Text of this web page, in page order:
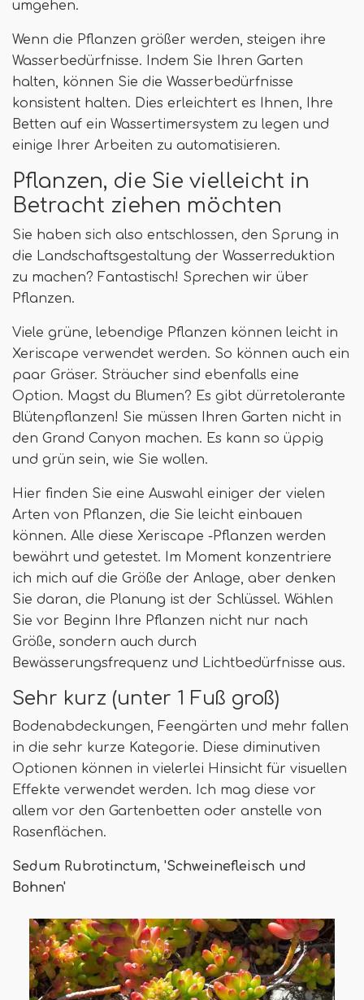
umgehen.
Wenn die Pflanzen größer werden, steigen ihre
Wasserbedürfnisse. Indem Sie Ihren Garten
halten, können Sie die Wasserbedürfnisse
konsistent halten. Dies erleichtert es Ihnen, Ihre
Betten auf ein Wassertimersystem zu legen und
einige Ihrer Arbeiten zu automatisieren.
Pflanzen, die Sie vielleicht in
Betracht ziehen möchten
Sie haben sich also entschlossen, den Sprung in
die Landschaftsgestaltung der Wasserreduktion
zu machen? Fantastisch! Sprechen wir über
Pflanzen.
Viele grüne, lebendige Pflanzen können leicht in
Xeriscape verwendet werden. So können auch ein
paar Gräser. Sträucher sind ebenfalls eine
Option. Magst du Blumen? Es gibt dürretolerante
Blütenpflanzen! Sie müssen Ihren Garten nicht in
den Grand Canyon machen. Es kann so üppig
und grün sein, wie Sie wollen.
Hier finden Sie eine Auswahl einiger der vielen
Arten von Pflanzen, die Sie leicht einbauen
können. Alle diese Xeriscape -Pflanzen werden
bewährt und getestet. Im Moment konzentriere
ich mich auf die Größe der Anlage, aber denken
Sie daran, die Planung ist der Schlüssel. Wählen
Sie vor Beginn Ihre Pflanzen nicht nur nach
Größe, sondern auch durch
Bewässerungsfrequenz und Lichtbedürfnisse aus.
Sehr kurz (unter 1 Fuß groß)
Bodenabdeckungen, Feengärten und mehr fallen
in die sehr kurze Kategorie. Diese diminutiven
Optionen können in vielerlei Hinsicht für visuellen
Effekte verwendet werden. Ich mag diese vor
allem vor den Gartenbetten oder anstelle von
Rasenflächen.
Sedum Rubrotinctum, 'Schweinefleisch und
Bohnen'